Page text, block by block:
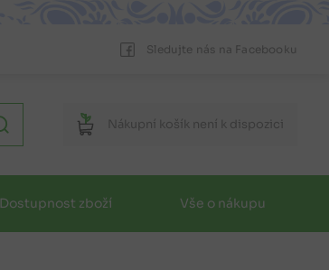
Sledujte nás na Facebooku
Nákupní košík není k dispozici
Dostupnost zboží Vše o nákupu